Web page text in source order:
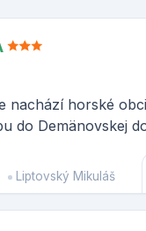
nachází horské
do Demänovskej
Liptovský Mikuláš